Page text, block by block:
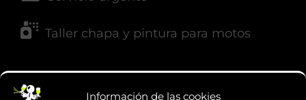
Información de las cookies
Pintado de motos